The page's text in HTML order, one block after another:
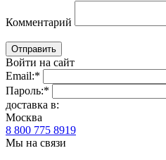
Комментарий
Войти на сайт
Email:*
Пароль:*
доставка в:
Москва
8 800 775 8919
Мы на связи